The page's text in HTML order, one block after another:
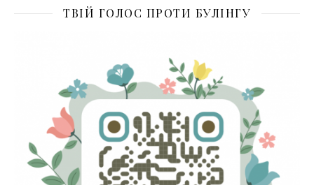
ТВІЙ ГОЛОС ПРОТИ БУЛІНГУ